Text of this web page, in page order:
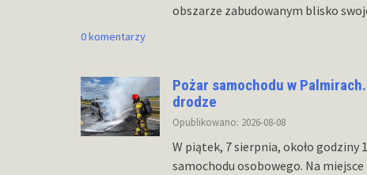
obszarze zabudowanym blisko
0 komentarzy
Pożar samochodu w
drodze
Opublikowano: 2026-08-08
W piątek, 7 sierpnia, około godziny
samochodu osobowego. Na